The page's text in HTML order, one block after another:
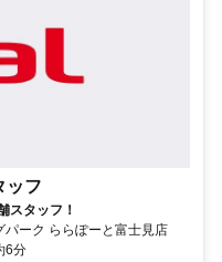
ッフ
スタッフ！
ーク ららぽーと富士見店
6分